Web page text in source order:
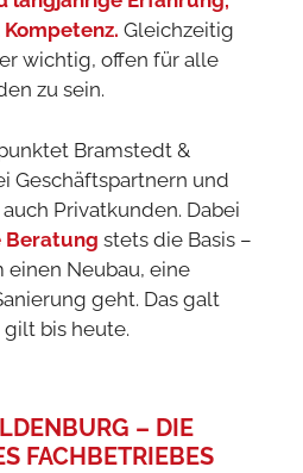
Gleichzeitig
wichtig, offen für alle
zu sein.
Bramstedt &
Geschäftspartnern und
Privatkunden. Dabei
Beratung stets die Basis –
einen Neubau, eine
geht. Das galt
gilt bis heute.
– DIE
FACHBETRIEBES